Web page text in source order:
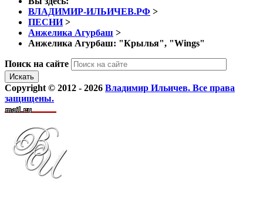
ВЛАДИМИР-ИЛЬИЧЕВ.РФ >
ПЕСНИ >
Анжелика Агурбаш >
Анжелика Агурбаш: "Крылья", "Wings"
Поиск на сайте
Искать
Copyright © 2012 - 2026 Владимир Ильичев. Все права
защищены.